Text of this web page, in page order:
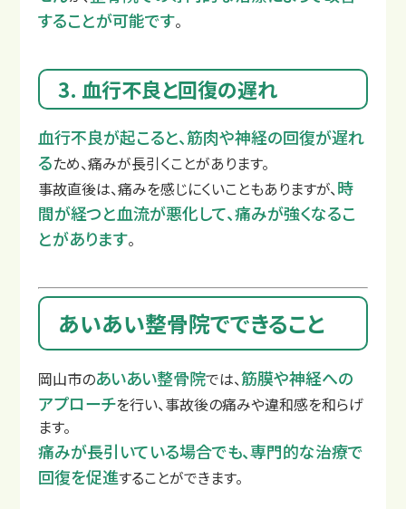
することが可能です。
3. 血行不良と回復の遅れ
血行不良が起こると、筋肉や神経の回復が遅れ
るため、痛みが長引くことがあります。
事故直後は、痛みを感じにくいこともありますが、時
間が経つと血流が悪化して、痛みが強くなるこ
とがあります。
あいあい整骨院でできること
岡山市のあいあい整骨院では、筋膜や神経への
アプローチを行い、事故後の痛みや違和感を和らげ
ます。
痛みが長引いている場合でも、専門的な治療で
回復を促進することができます。